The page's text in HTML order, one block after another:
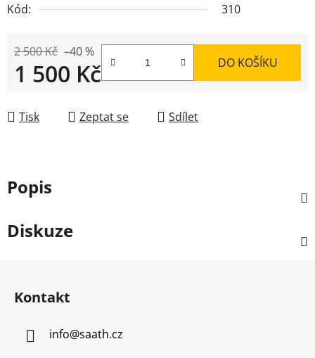
Kód:
310
2 500 Kč –40 %
1 500 Kč DO KOŠÍKU
Tisk Zeptat se Sdílet
Popis
Diskuze
Kontakt
info@saath.cz